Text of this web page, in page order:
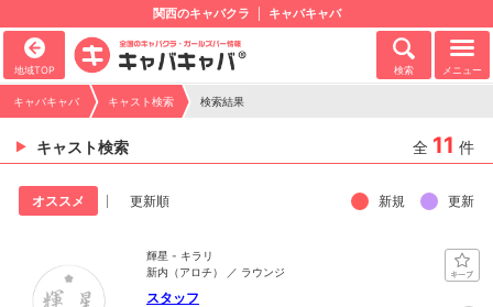
関西のキャバクラ キャバキャバ
地域TOP 検索 メニュー
キャバキャバ キャスト検索 検索結果
キャスト検索 全 11 件
オススメ 更新順 新規 更新
輝星 - キラリ
新内（アロチ） ／ ラウンジ
スタッフ